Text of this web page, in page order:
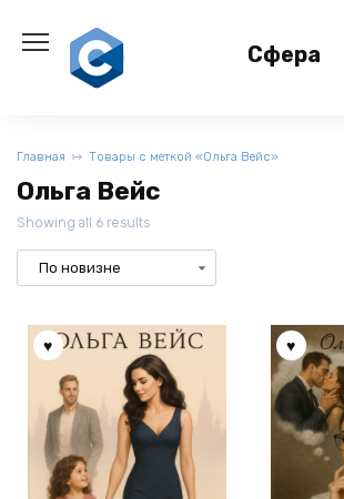
содержанию
Сфера
Главная Товары с меткой «Ольга Вейс»
Ольга Вейс
Showing all 6 results